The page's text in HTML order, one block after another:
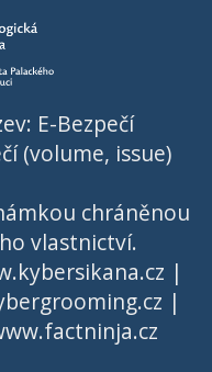
E-Bezpečí
(volume, issue)
chráněnou
vlastnictví.
|
|